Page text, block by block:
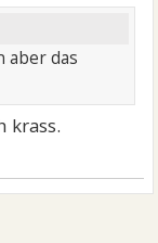
aber das
krass.